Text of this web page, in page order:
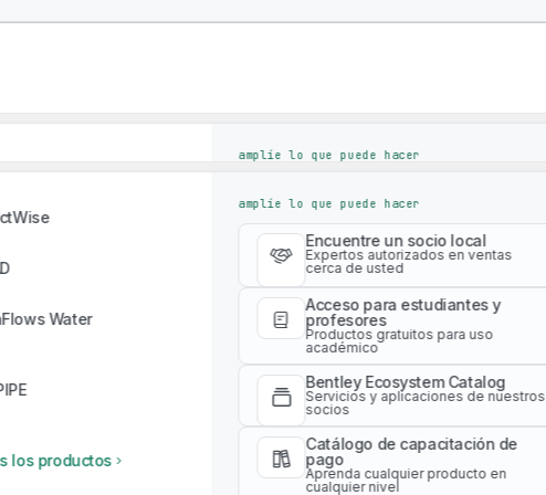
Water
amplíe lo que puede hacer
Expertos autorizados en ventas
Acceso para estudiantes y
profesores
Productos gratuitos para uso
académico
Bentley Ecosystem Catalog
Servicios y aplicaciones de nuestros
socios
Catálogo de capacitación de
pago
Aprenda cualquier producto en
cualquier nivel
Servicios profesionales
Obtenga asesoría experta para su
Water
los productos
amplíe lo que puede hacer
Encuentre un socio local
Expertos autorizados en ventas
cerca de usted
Acceso para estudiantes y
profesores
Productos gratuitos para uso
académico
Bentley Ecosystem Catalog
Servicios y aplicaciones de nuestros
socios
Catálogo de capacitación de
pago
Aprenda cualquier producto en
cualquier nivel
Solutions To Drive